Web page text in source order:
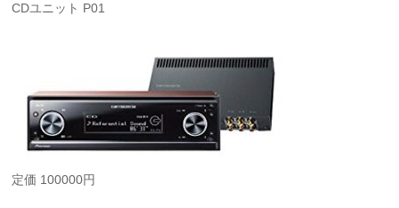
CDユニット P01
定価 100000円